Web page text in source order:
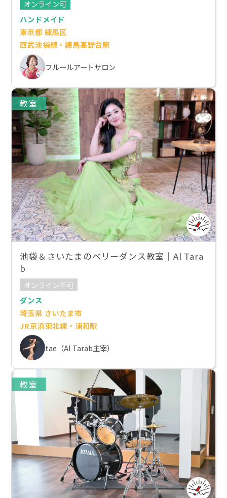
オンライン可
ハンドメイド
東京都 練馬区
西武池袋線・練馬高野台駅
フルールアートサロン
教室
池袋＆さいたまのベリーダンス教室｜Al Tara
b
オンライン不可
ダンス
埼玉県 さいたま市
JR京浜東北線・浦和駅
tae（Al Tarab主宰）
教室